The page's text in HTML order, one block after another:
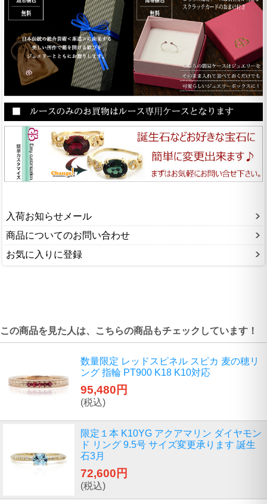
入荷お知らせメール
商品についてのお問い合わせ
お気に入りに登録
この商品を見た人は、こちらの商品もチェックしています！
数量限定 レッドスピネル スピカ 麦の穂リ
ング 指輪 PT900 K18 K10対応
95,480円
(税込)
限定１本 K10YG アクアマリン ダイヤモン
ド リング 9.5号 サイズ変更承ります 誕生
石3月
72,600円
(税込)